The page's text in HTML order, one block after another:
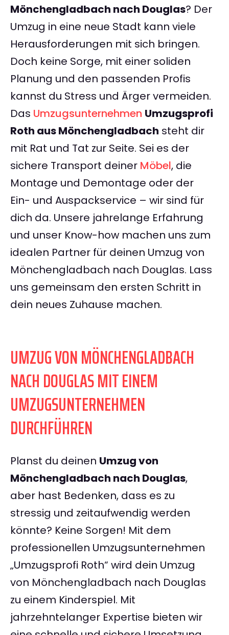
Mönchengladbach nach Douglas? Der
Umzug in eine neue Stadt kann viele
Herausforderungen mit sich bringen.
Doch keine Sorge, mit einer soliden
Planung und den passenden Profis
kannst du Stress und Ärger vermeiden.
Das Umzugsunternehmen Umzugsprofi
Roth aus Mönchengladbach steht dir
mit Rat und Tat zur Seite. Sei es der
sichere Transport deiner Möbel, die
Montage und Demontage oder der
Ein- und Auspackservice – wir sind für
dich da. Unsere jahrelange Erfahrung
und unser Know-how machen uns zum
idealen Partner für deinen Umzug von
Mönchengladbach nach Douglas. Lass
uns gemeinsam den ersten Schritt in
dein neues Zuhause machen.
UMZUG VON MÖNCHENGLADBACH
NACH DOUGLAS MIT EINEM
UMZUGSUNTERNEHMEN
DURCHFÜHREN
Planst du deinen Umzug von
Mönchengladbach nach Douglas,
aber hast Bedenken, dass es zu
stressig und zeitaufwendig werden
könnte? Keine Sorgen! Mit dem
professionellen Umzugsunternehmen
„Umzugsprofi Roth“ wird dein Umzug
von Mönchengladbach nach Douglas
zu einem Kinderspiel. Mit
jahrzehntelanger Expertise bieten wir